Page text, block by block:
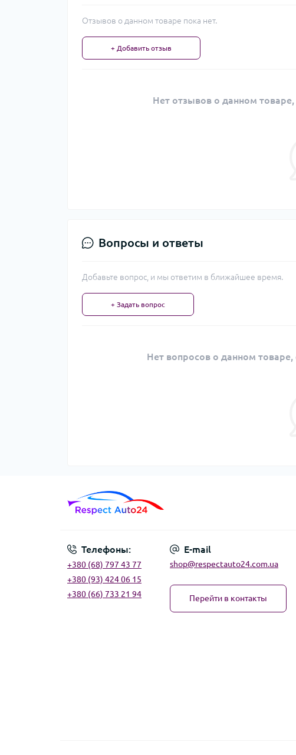
Отзывов о данном товаре пока нет.
+ Добавить отзыв
Нет отзывов о данном
Вопросы и ответы
Добавьте вопрос, и мы ответим в ближайшее время.
+ Задать вопрос
Нет вопросов о данном
Телефоны:
+380 (68) 797 43 77
+380 (93) 424 06 15
+380 (66) 733 21 94
E-mail
shop@respectauto24.com.ua
Перейти в контакты